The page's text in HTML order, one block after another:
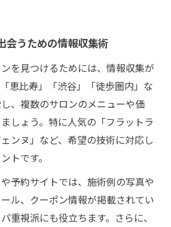
会うための情報収集術
を見つけるためには、情報収集が
恵比寿」「渋谷」「徒歩圏内」な
、複数のサロンのメニューや価
しょう。特に人気の「フラットラ
ンヌ」など、希望の技術に対応し
トです。
予約サイトでは、施術例の写真や
ル、クーポン情報が掲載されてい
重視派にも役立ちます。さらに、